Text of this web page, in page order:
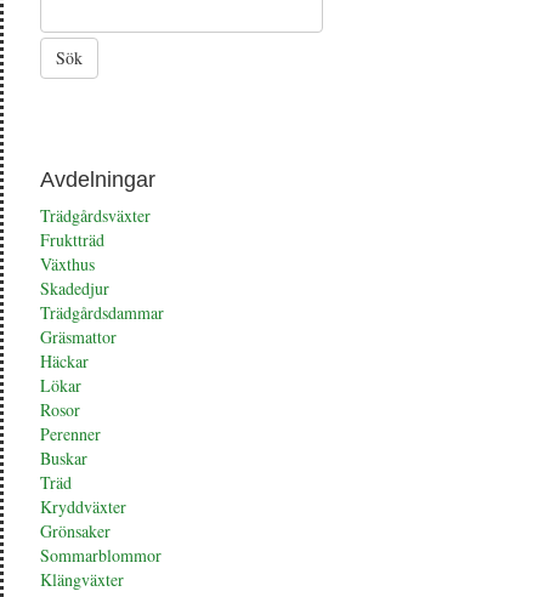
Avdelningar
Trädgårdsväxter
Fruktträd
Växthus
Skadedjur
Trädgårdsdammar
Gräsmattor
Häckar
Lökar
Rosor
Perenner
Buskar
Träd
Kryddväxter
Grönsaker
Sommarblommor
Klängväxter